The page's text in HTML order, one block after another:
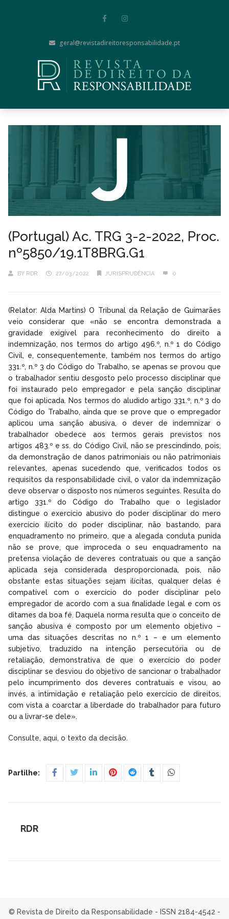
geral@revistadireitoresponsabilidade.pt
(Portugal) Ac. TRG 3-2-2022, Proc.
nº5850/19.1T8BRG.G1
BY RDR 27/03/2022 JURISPRUDÊNCIA 0
(Relator: Alda Martins) O Tribunal da Relação de Guimarães
veio considerar que «não se encontra demonstrada a
gravidade exigível para reconhecimento do direito a
indemnização, nos termos do artigo 496.º, n.º 1 do Código
Civil, e, consequentemente, também nos termos do artigo
331.º, n.º 3 do Código do Trabalho, se apenas se provou que
o trabalhador sentiu desgosto pelo processo disciplinar que
foi instaurado pelo empregador e pela sanção disciplinar
que foi aplicada. Nos termos do aludido artigo 331.º, n.º 3 do
Código do Trabalho, ainda que se prove que o empregador
aplicou uma sanção abusiva, o dever de indemnizar o
trabalhador obedece aos termos gerais previstos nos
artigos 483.º e ss. do Código Civil, não se prescindindo, pois,
da demonstração de danos patrimoniais ou não patrimoniais
relevantes, apenas sucedendo que, verificados todos os
requisitos da responsabilidade civil, o valor da indemnização
deve observar o disposto nos números seguintes. Resulta do
artigo 331.º do Código do Trabalho que o legislador
distingue o exercício abusivo do poder disciplinar do mero
exercício ilícito do poder disciplinar, não bastando, para
enquadramento no primeiro, que a alegada conduta punida
não se prove, que improceda o seu enquadramento na
pretensa violação de deveres contratuais ou que a sanção
aplicada seja considerada desproporcionada, pois, não
obstante estas situações sejam ilícitas, qualquer delas é
compatível com o exercício do poder disciplinar pelo
empregador de acordo com a sua finalidade legal e com os
ditames da boa fé. Daquela norma resulta que o conceito de
sanção abusiva é composto por um elemento objetivo –
uma das situações descritas no n.º 1 – e um elemento
subjetivo, traduzido na intenção persecutória ou de
retaliação, demonstrativa de que o exercício do poder
disciplinar se desviou do objetivo de sancionar o trabalhador
pelo incumprimento dos deveres contratuais e visou, ao
invés, a intimidação e retaliação pelo exercício de direitos,
com vista a coarctar a liberdade do trabalhador para futuro
ou a livrar-se dele».
Consulte, aqui, o texto da decisão.
Partilhe:
RDR
© Revista de Direito da Responsabilidade - ISSN 2184-4542 -